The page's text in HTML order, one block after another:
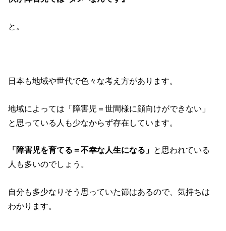
と。
日本も地域や世代で色々な考え方があります。
地域によっては「障害児＝世間様に顔向けができない」
と思っている人も少なからず存在しています。
「障害児を育てる＝不幸な人生になる」 と思われている
人も多いのでしょう。
自分も多少なりそう思っていた節はあるので、気持ちは
わかります。